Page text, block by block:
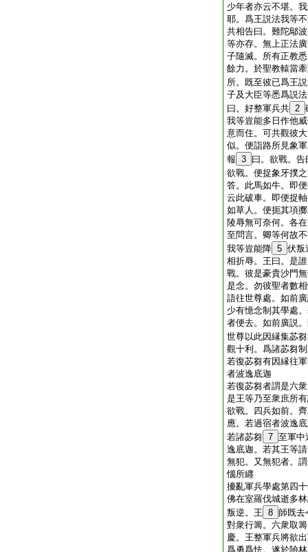
少年者亦云不堪。
耶。爲王説法我等
共相告曰。難陀鄔
等亦存。無上正法
子隨滅。所有正教
餘力。於聖教轅當
所。既至彼已爲王
子及大臣等悉爲説
曰。好整軍兵共 2
我等豈能多日作他
意而住。可共觀彼
似。便詣路所見象
報 3 曰。欲戰。
欲戰。便捉象牙撲
答。此馬如牛。即
云此破車。即便捉
如草人。便扼其項
陵辱無可奈何。各
至問言。卿等何故
我等豈能降 5 伏叛
相折辱。王曰。是
戰。彼是豪貴沙門
是念。勿彼聖者數
語往世尊處。如前
少有憶念制其學處
者便去。如前廣説
世尊以此因縁集苾
觀十利。爲諸苾芻
若復苾芻有因縁往
者波逸底迦
若復苾芻者謂是六
是王等乃至衆庶所
欲戰。四兵如前。
應。若過宿者波逸
若諸苾芻
7 至軍中
逸底迦。若其王等
無犯。又無犯者。
惱所纒
擾亂軍兵學處第四
佛在室羅伐城逝多
叛逆。王 8 師既去
對衆行籌。六衆取
慶。王整軍兵將欲
爲勇爲怯。遂於險